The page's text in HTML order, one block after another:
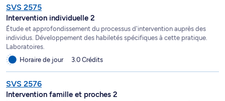
SVS 2575
Intervention individuelle 2
Étude et approfondissement du processus d'intervention auprès des
individus. Développement des habiletés spécifiques à cette pratique.
Laboratoires.
Horaire de jour
3.0 Crédits
SVS 2576
Intervention famille et proches 2